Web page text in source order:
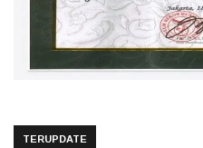
TERUPDATE